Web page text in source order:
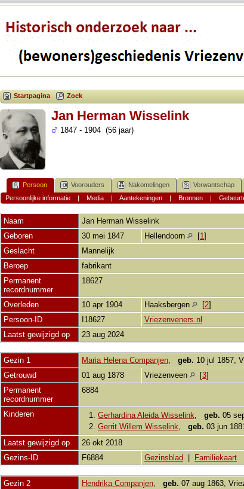
Startpagina Zoek
Jan Herman Wisselink
1847 - 1904 (56 jaar)
Persoon Voorouders Nakomelingen Verwantschap
Persoonlijke informatie| Media| Aantekeningen| Bronnen|
Naam Jan Herman Wisselink
Geboren
30 mei 1847 Hellendoorn [1]
Geslacht
Mannelijk
Beroep
fabrikant
Permanent
recordnummer
18627
Overleden 10 apr 1904 Haaksbergen [2]
Persoon-ID
I18627
Vriezenveners.nl
Laatst gewijzigd op
23 aug 2024
Gezin 1 Maria Helena Companjen, geb. 10 jul 1857,
Getrouwd
01 aug 1878 Vriezenveen [3]
Permanent
recordnummer
6884
Kinderen 1. Gerhardina Aleida Wisselink, geb. 05
2. Gerrit Willem Wisselink, geb. 03 jun
Laatst gewijzigd op
26 okt 2018
Gezins-ID
F6884 Gezinsblad Familiekaart
Gezin 2 Hendrika Companjen, geb. 07 aug 1863,